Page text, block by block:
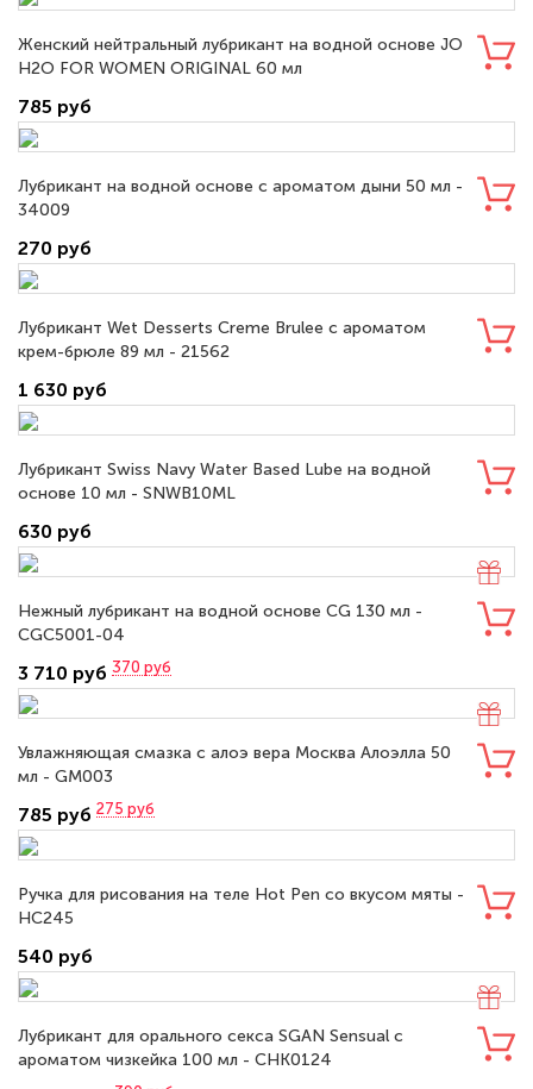
Женский нейтральный лубрикант на водной основе JO
H2O FOR WOMEN ORIGINAL 60 мл
785 руб
Лубрикант на водной основе с ароматом дыни 50 мл -
34009
270 руб
Лубрикант Wet Desserts Creme Brulee с ароматом
крем-брюле 89 мл - 21562
1 630 руб
Лубрикант Swiss Navy Water Based Lube на водной
основе 10 мл - SNWB10ML
630 руб
Нежный лубрикант на водной основе CG 130 мл -
CGC5001-04
3 710 руб 370 руб
Увлажняющая смазка с алоэ вера Москва Алоэлла 50
мл - GM003
785 руб 275 руб
Ручка для рисования на теле Hot Pen со вкусом мяты -
HC245
540 руб
Лубрикант для орального секса SGAN Sensual с
ароматом чизкейка 100 мл - CHK0124